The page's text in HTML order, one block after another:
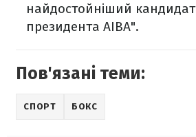
найдостойніший
президента AIBA".
Пов'язані теми:
СПОРТ БОКС